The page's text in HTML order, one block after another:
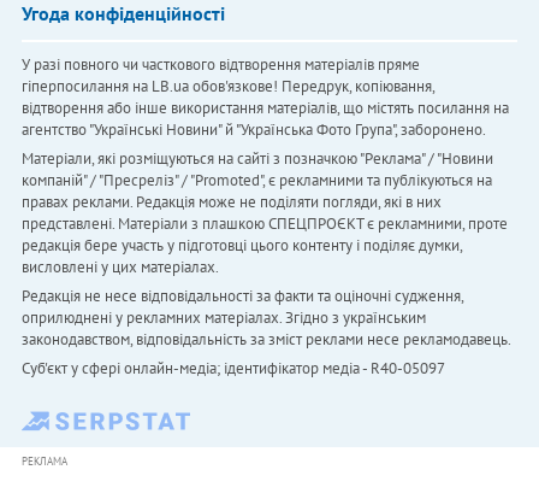
Угода конфіденційності
У разі повного чи часткового відтворення матеріалів пряме
гіперпосилання на LB.ua обов'язкове! Передрук, копіювання,
відтворення або інше використання матеріалів, що містять посилання на
агентство "Українськi Новини" й "Українська Фото Група", заборонено.
Матеріали, які розміщуються на сайті з позначкою "Реклама" / "Новини
компаній" / "Пресреліз" / "Promoted", є рекламними та публікуються на
правах реклами. Редакція може не поділяти погляди, які в них
представлені. Матеріали з плашкою СПЕЦПРОЄКТ є рекламними, проте
редакція бере участь у підготовці цього контенту і поділяє думки,
висловлені у цих матеріалах.
Редакція не несе відповідальності за факти та оціночні судження,
оприлюднені у рекламних матеріалах. Згідно з українським
законодавством, відповідальність за зміст реклами несе рекламодавець.
Cуб'єкт у сфері онлайн-медіа; ідентифікатор медіа - R40-05097
РЕКЛАМА